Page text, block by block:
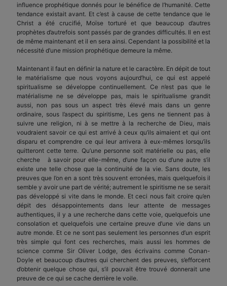
influence prophétique donnés pour le bénéfice de l’humanité. Cette
tendance existait avant. Et c’est à cause de cette tendance que le
Christ a été crucifié, Moïse torturé et que beaucoup d’autres
prophètes d’autrefois sont passés par de grandes difficultés. Il en est
de même maintenant et il en sera ainsi. Cependant la possibilité et la
nécessité d’une mission prophétique demeure la même.
Maintenant il faut en définir la nature et le caractère. En dépit de tout
le matérialisme que nous voyons aujourd’hui, ce qui est appelé
spiritualisme se développe continuellement. Ce n’est pas que le
matérialisme ne se développe pas, mais le spiritualisme grandit
aussi, non pas sous un aspect très élevé mais dans un genre
ordinaire, sous l’aspect du spiritisme, Les gens ne tiennent pas à
suivre une religion, ni à se mettre à la recherche de Dieu, mais
voudraient savoir ce qui est arrivé à ceux qu’ils aimaient et qui ont
disparu et comprendre ce qui leur arrivera à eux-mêmes lorsqu’ils
quitteront cette terre. Qu’une personne soit matérielle ou pas, elle
cherche à savoir pour elle-même, d’une façon ou d’une autre s’il
existe une telle chose que la continuité de la vie. Sans doute, les
preuves que l’on en a sont très souvent erronées, mais quelquefois il
semble y avoir une part de vérité; autrement le spiritisme ne se serait
pas développé si vite dans le monde. Et ceci nous fait croire qu’en
dépit des désappointements dans leur attente de messages
authentiques, il y a une recherche dans cette voie, quelquefois une
consolation et quelquefois une certaine preuve d’une vie dans un
autre monde. Et ce ne sont pas seulement les personnes d’un esprit
très simple qui font ces recherches, mais aussi les hommes de
science comme Sir Oliver Lodge, des écrivains comme Conan-
Doyle et beaucoup d’autres qui cherchent des preuves, s’efforcent
d’obtenir quelque chose qui, s’il pouvait être trouvé donnerait une
preuve de ce qui se cache derrière le voile.